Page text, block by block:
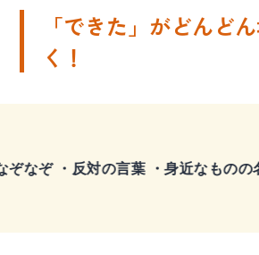
「できた」がどんど
く！
の言葉 ・身近なものの名前 ・紙